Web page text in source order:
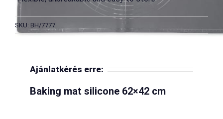
SKU: BH/7777
Ajánlatkérés erre:
Baking mat silicone 62×42 cm